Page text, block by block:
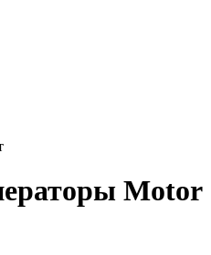
Motor